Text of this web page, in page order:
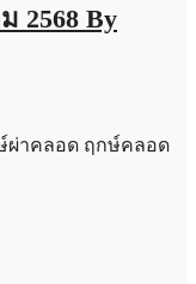
2568 By
ผ่าคลอด ฤกษ์คลอด